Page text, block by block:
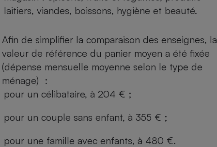
laitiers, viandes, boissons, hygiène et beauté.
Afin de simplifier la comparaison des enseignes, la
valeur de référence du panier moyen a été fixée
(dépense mensuelle moyenne selon le type de
ménage) :
pour un célibataire, à 204 € ;
pour un couple sans enfant, à 355 € ;
pour une famille avec enfants, à 480 €.